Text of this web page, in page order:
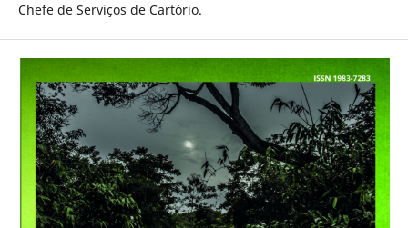
Chefe de Serviços de Cartório.